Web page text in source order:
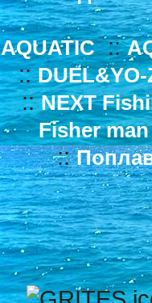
AQUATIC::
::DUEL&YO-
::NEXT
Fisher man
::